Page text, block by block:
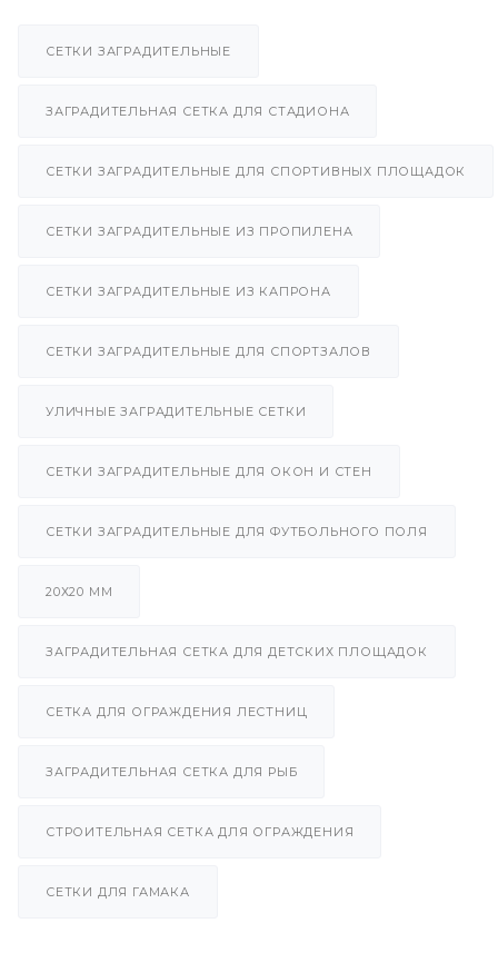
СЕТКИ ЗАГРАДИТЕЛЬНЫЕ
ЗАГРАДИТЕЛЬНАЯ СЕТКА ДЛЯ СТАДИОНА
СЕТКИ ЗАГРАДИТЕЛЬНЫЕ ДЛЯ СПОРТИВНЫХ ПЛОЩАДОК
СЕТКИ ЗАГРАДИТЕЛЬНЫЕ ИЗ ПРОПИЛЕНА
СЕТКИ ЗАГРАДИТЕЛЬНЫЕ ИЗ КАПРОНА
СЕТКИ ЗАГРАДИТЕЛЬНЫЕ ДЛЯ СПОРТЗАЛОВ
УЛИЧНЫЕ ЗАГРАДИТЕЛЬНЫЕ СЕТКИ
СЕТКИ ЗАГРАДИТЕЛЬНЫЕ ДЛЯ ОКОН И СТЕН
СЕТКИ ЗАГРАДИТЕЛЬНЫЕ ДЛЯ ФУТБОЛЬНОГО ПОЛЯ
20Х20 ММ
ЗАГРАДИТЕЛЬНАЯ СЕТКА ДЛЯ ДЕТСКИХ ПЛОЩАДОК
СЕТКА ДЛЯ ОГРАЖДЕНИЯ ЛЕСТНИЦ
ЗАГРАДИТЕЛЬНАЯ СЕТКА ДЛЯ РЫБ
СТРОИТЕЛЬНАЯ СЕТКА ДЛЯ ОГРАЖДЕНИЯ
СЕТКИ ДЛЯ ГАМАКА